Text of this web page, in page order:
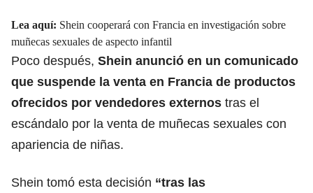
Lea aquí: Shein cooperará con Francia en investigación sobre
muñecas sexuales de aspecto infantil
Poco después, Shein anunció en un comunicado
que suspende la venta en Francia de productos
ofrecidos por vendedores externos tras el
escándalo por la venta de muñecas sexuales con
apariencia de niñas.
Shein tomó esta decisión “tras las